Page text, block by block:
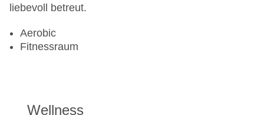
liebevoll betreut.
Aerobic
Fitnessraum
Wellness